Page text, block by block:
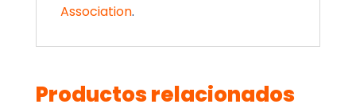
Association.
Productos relacionados